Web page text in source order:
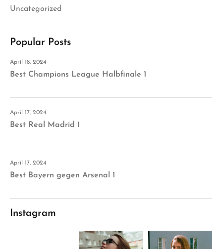
Uncategorized
Popular Posts
April 18, 2024
Best Champions League Halbfinale 1
April 17, 2024
Best Real Madrid 1
April 17, 2024
Best Bayern gegen Arsenal 1
Instagram